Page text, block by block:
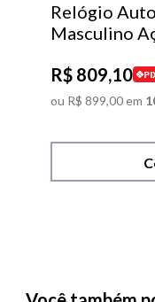
Relógio
Masculino
R$ 809,10
ou R$ 899,00em